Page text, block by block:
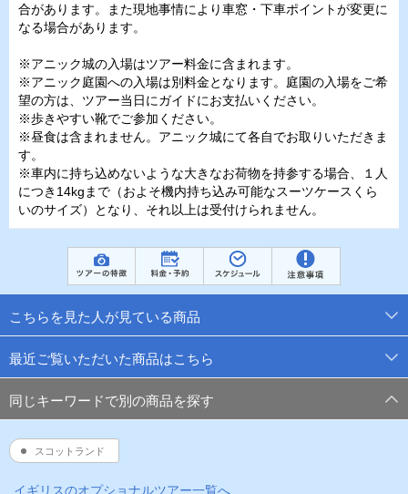
合があります。また現地事情により車窓・下車ポイントが変更に
なる場合があります。
※アニック城の入場はツアー料金に含まれます。
※アニック庭園への入場は別料金となります。庭園の入場をご希
望の方は、ツアー当日にガイドにお支払いください。
※歩きやすい靴でご参加ください。
※昼食は含まれません。アニック城にて各自でお取りいただきま
す。
※車内に持ち込めないような大きなお荷物を持参する場合、１人
につき14kgまで（およそ機内持ち込み可能なスーツケースくら
いのサイズ）となり、それ以上は受付けられません。
こちらを見た人が見ている商品
最近ご覧いただいた商品はこちら
同じキーワードで別の商品を探す
スコットランド
イギリスのオプショナルツアー一覧へ